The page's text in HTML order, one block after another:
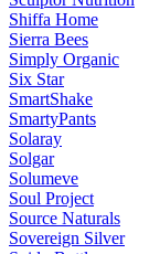
Shiffa Home
Sierra Bees
Simply Organic
Six Star
SmartShake
SmartyPants
Solaray
Solgar
Solumeve
Soul Project
Source Naturals
Sovereign Silver